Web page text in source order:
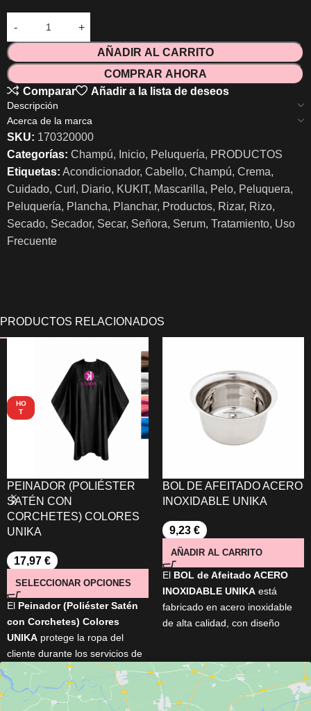
AÑADIR AL CARRITO
COMPRAR AHORA
Comparar
Añadir a la lista de deseos
Descripción
Acerca de la marca
SKU: 170320000
Categorías: Champú, Inicio, Peluquería, PRODUCTOS
Etiquetas: Acondicionador, Cabello, Champú, Crema,
Cuidado, Curl , Diario, KUKIT, Mascarilla, Pelo, Peluquera,
Peluquería, Plancha, Planchar, Productos, Rizar, Rizo,
Secado, Secador, Secar, Señora, Serum, Tratamiento, Uso
Frecuente
HO
T
PEINADOR (POLIÉSTER
SATÉN CON
CORCHETES) COLORES
UNIKA
17,97 €
SELECCIONAR OPCIONES
El Peinador (Poliéster Satén
con Corchetes) Colores
UNIKA protege la ropa del
cliente durante los servicios de
peluquería y barbería. Cuenta
con
cierre de corchetes,
cuello de 48 cm, medidas de
BOL DE AFEITADO ACERO
INOXIDABLE UNIKA
9,23 €
AÑADIR AL CARRITO
El BOL de Afeitado ACERO
INOXIDABLE UNIKA está
fabricado en acero inoxidable
de alta calidad, con diseño
y cremosa. Elegante, resistente
y práctico, es perfecto para
mejorar tu experiencia de